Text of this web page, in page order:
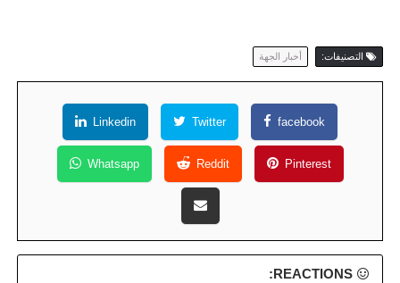
التصنيفات: أخبار الجهة
facebook
Twitter
Linkedin
Pinterest
Reddit
Whatsapp
REACTIONS: